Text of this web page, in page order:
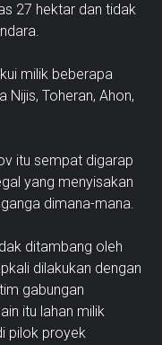
27 hektar dan tidak
milik beberapa
Nijis, Toheran, Ahon,
itu sempat digarap
yang menyisakan
dimana-mana.
ditambang oleh
dilakukan dengan
gabungan
itu lahan milik
pilok proyek